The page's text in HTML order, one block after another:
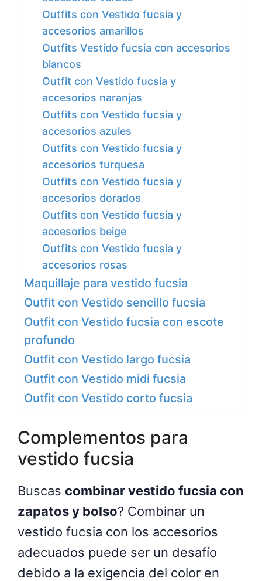
Outfits con Vestido fucsia y
accesorios amarillos
Outfits Vestido fucsia con accesorios
blancos
Outfit con Vestido fucsia y
accesorios naranjas
Outfits con Vestido fucsia y
accesorios azules
Outfits con Vestido fucsia y
accesorios turquesa
Outfits con Vestido fucsia y
accesorios dorados
Outfits con Vestido fucsia y
accesorios beige
Outfits con Vestido fucsia y
accesorios rosas
Maquillaje para vestido fucsia
Outfit con Vestido sencillo fucsia
Outfit con Vestido fucsia con escote
profundo
Outfit con Vestido largo fucsia
Outfit con Vestido midi fucsia
Outfit con Vestido corto fucsia
Complementos para
vestido fucsia
Buscas combinar vestido fucsia con
zapatos y bolso? Combinar un
vestido fucsia con los accesorios
adecuados puede ser un desafío
debido a la exigencia del color en